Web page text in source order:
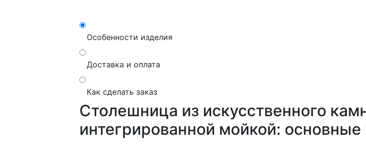
Особенности изделия
Доставка и оплата
Как сделать заказ
Столешница из искусственного
интегрированной мойкой: основные